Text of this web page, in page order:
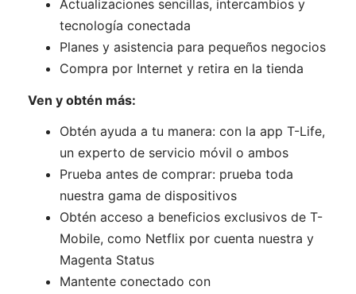
Actualizaciones sencillas, intercambios y
tecnología conectada
Planes y asistencia para pequeños negocios
Compra por Internet y retira en la tienda
Ven y obtén más:
Obtén ayuda a tu manera: con la app T-Life,
un experto de servicio móvil o ambos
Prueba antes de comprar: prueba toda
nuestra gama de dispositivos
Obtén acceso a beneficios exclusivos de T-
Mobile, como Netflix por cuenta nuestra y
Magenta Status
Mantente conectado con